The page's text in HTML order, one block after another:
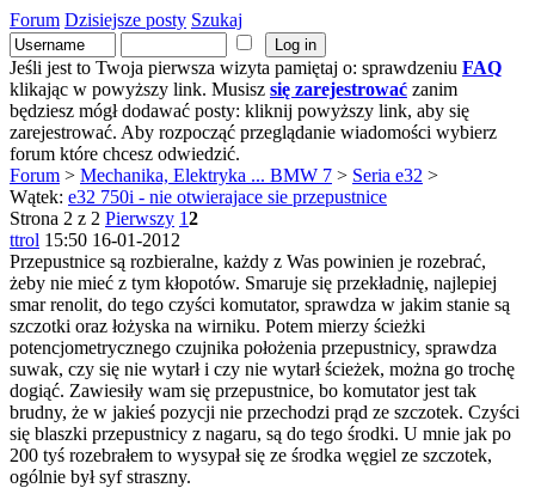
Forum Dzisiejsze posty Szukaj
Jeśli jest to Twoja pierwsza wizyta pamiętaj o: sprawdzeniu FAQ
klikając w powyższy link. Musisz się zarejestrować zanim
będziesz mógł dodawać posty: kliknij powyższy link, aby się
zarejestrować. Aby rozpocząć przeglądanie wiadomości wybierz
forum które chcesz odwiedzić.
Forum > Mechanika, Elektryka ... BMW 7 > Seria e32 >
Wątek: e32 750i - nie otwierajace sie przepustnice
Strona 2 z 2 Pierwszy 12
ttrol 15:50 16-01-2012
Przepustnice są rozbieralne, każdy z Was powinien je rozebrać,
żeby nie mieć z tym kłopotów. Smaruje się przekładnię, najlepiej
smar renolit, do tego czyści komutator, sprawdza w jakim stanie są
szczotki oraz łożyska na wirniku. Potem mierzy ścieżki
potencjometrycznego czujnika położenia przepustnicy, sprawdza
suwak, czy się nie wytarł i czy nie wytarł ścieżek, można go trochę
dogiąć. Zawiesiły wam się przepustnice, bo komutator jest tak
brudny, że w jakieś pozycji nie przechodzi prąd ze szczotek. Czyści
się blaszki przepustnicy z nagaru, są do tego środki. U mnie jak po
200 tyś rozebrałem to wysypał się ze środka węgiel ze szczotek,
ogólnie był syf straszny.